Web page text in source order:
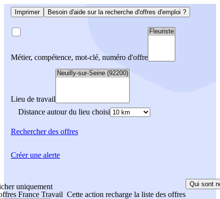
Imprimer Besoin d'aide sur la recherche d'offres d'emploi ?
Métier, compétence, mot-clé, numéro d'offre
Lieu de travail
Distance autour du lieu choisi
Rechercherdes offres
uniquement
France Travail Cette action recharge la liste des offres
Qui sont
Créer une alerte